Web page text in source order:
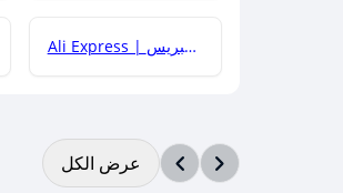
Ali Express | علي إكسبريس
عرض الكل